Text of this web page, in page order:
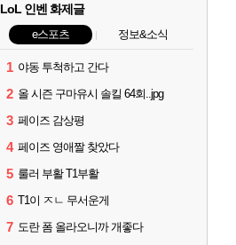
LoL 인벤 화제글
e스포츠 정보&소식
1 야동 투척하고 간다
2 올 시즌 구마유시 솔킬 64회..jpg
3 페이즈 감상평
4 페이즈 영애짤 찾았다
5 룰러 부활 T1부활
6 T1이 ㅈㄴ 무서운게
7 도란 폼 올라오니까 개좋다